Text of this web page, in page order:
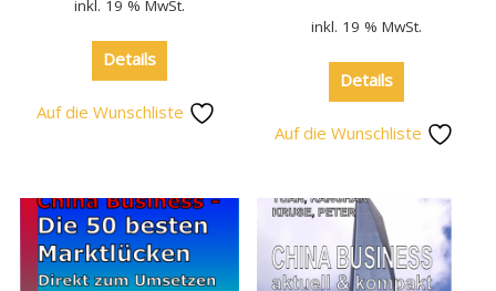
inkl. 19 % MwSt.
Details
Auf die Wunschliste
inkl. 19 % MwSt.
Details
Auf die Wunschliste